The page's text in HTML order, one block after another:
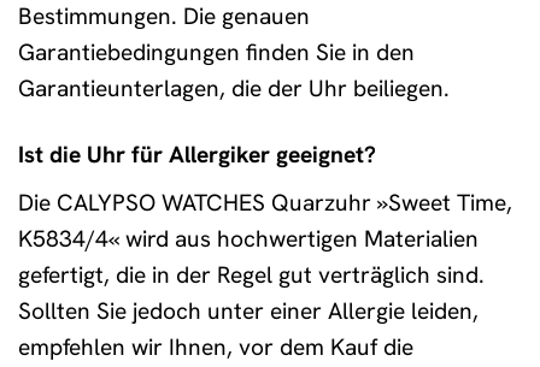
Bestimmungen. Die genauen
Garantiebedingungen finden Sie in den
Garantieunterlagen, die der Uhr beiliegen.
Ist die Uhr für Allergiker geeignet?
Die CALYPSO WATCHES Quarzuhr »Sweet Time,
K5834/4« wird aus hochwertigen Materialien
gefertigt, die in der Regel gut verträglich sind.
Sollten Sie jedoch unter einer Allergie leiden,
empfehlen wir Ihnen, vor dem Kauf die